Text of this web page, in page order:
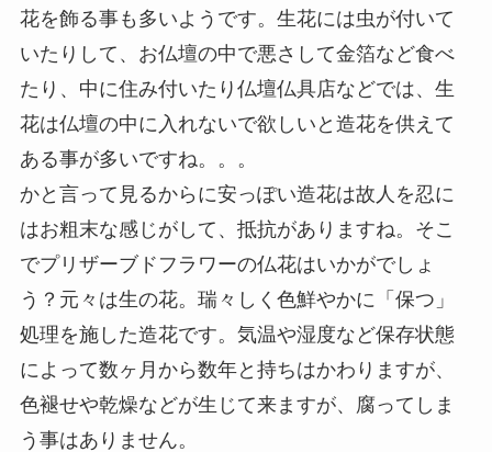
花を飾る事も多いようです。生花には虫が付いて
いたりして、お仏壇の中で悪さして金箔など食べ
たり、中に住み付いたり仏壇仏具店などでは、生
花は仏壇の中に入れないで欲しいと造花を供えて
ある事が多いですね。。。
かと言って見るからに安っぽい造花は故人を忍に
はお粗末な感じがして、抵抗がありますね。そこ
でプリザーブドフラワーの仏花はいかがでしょ
う？元々は生の花。瑞々しく色鮮やかに「保つ」
処理を施した造花です。気温や湿度など保存状態
によって数ヶ月から数年と持ちはかわりますが、
色褪せや乾燥などが生じて来ますが、腐ってしま
う事はありません。